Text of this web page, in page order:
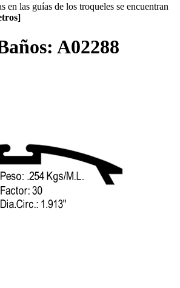
en las guías de los troqueles se encuentran
A02288